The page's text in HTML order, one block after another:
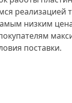
реализацией
низким
поставки.